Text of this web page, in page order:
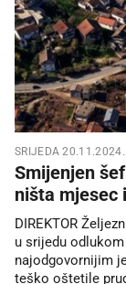
SRIJEDA 20.11.2024.
Smijenjen
ništa mjesec
DIREKTOR
u srijedu
najodgovornijim
teško oštetile